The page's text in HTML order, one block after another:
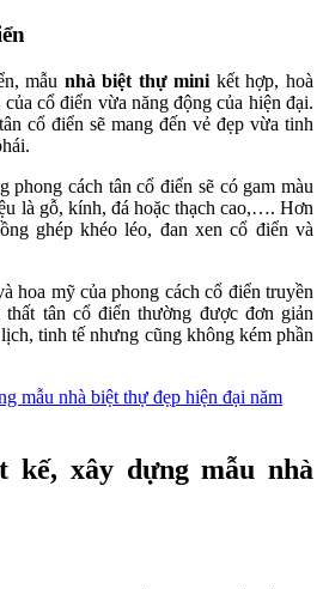
mẫu nhà biệt thự mini kết hợp, hoà
cổ điển vừa năng động của hiện đại.
cổ điển sẽ mang đến vẻ đẹp vừa tinh
phong cách tân cổ điển sẽ có gam màu
là gỗ, kính, đá hoặc thạch cao,…. Hơn
ghép khéo léo, đan xen cổ điển và
hoa mỹ của phong cách cổ điển truyền
tân cổ điển thường được đơn giản
tinh tế nhưng cũng không kém phần
mẫu nhà biệt thự đẹp hiện đại năm
kế, xây dựng mẫu nhà